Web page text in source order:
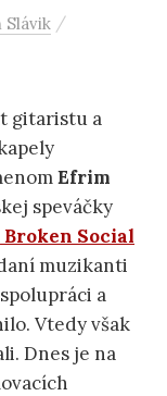
/
gitaristu a
Efrim
speváčky
Broken Social
muzikanti
a
Vtedy však
Dnes je na